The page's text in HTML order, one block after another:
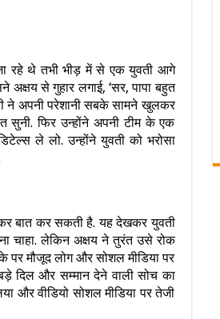
रहे थे तभी भीड़ में से एक युवती आगे
से गुहार लगाई, ‘सर, पापा बहुत
ने अपनी परेशानी सबके सामने खुलकर
सुनी. फिर उन्होंने अपनी टीम के एक
ले लो. उन्होंने युवती को भरोसा
बात कर सकती है. यह देखकर युवती
चाहा. लेकिन अक्षय ने तुरंत उसे रोक
पर मौजूद लोग और सोशल मीडिया पर
दिल और सम्मान देने वाली सोच का
और वीडियो सोशल मीडिया पर तेजी